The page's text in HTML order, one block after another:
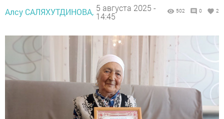
Алсу САЛЯХУТДИНОВА, 5 августа 2025 -
14:45
502 0 2